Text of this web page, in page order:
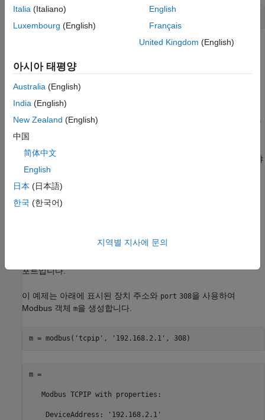
<objname> = modbus('Transport','Port')
사용할 프로토콜을 지정하려면 전송 유형을'tcpip'또는
대로 주소와 포트를 설정하십시오. 객체 생성 시에 인수를
사용하여Timeout
Modbus 객체를 생성하면 서버 또는 하드웨어에 연결됩니다. 전송
방식이
포트)입니다. 전송 방식이
를 지정해야
합니다.
Modbus 서버에서 사용하는 원격 포트입니다. 포트는 선택
포트입니다.
이 예제는 아래에 표시된 장치 주소와 port 308을 사용하여
Modbus 객체 m을 생성합니다.
m = modbus( 'tcpip' , '192.168.2.1' , 308)
m =
   Modbus TCPIP with properties:
    DeviceAddress: '192.168.2.1'
Italia (Italiano)
Luxembourg (English)
English
Français
United Kingdom (English)
아시아 태평양
Australia (English)
India (English)
New Zealand (English)
中国
简体中文
English
日本 (日本語)
한국 (한국어)
지역별 지사에 문의